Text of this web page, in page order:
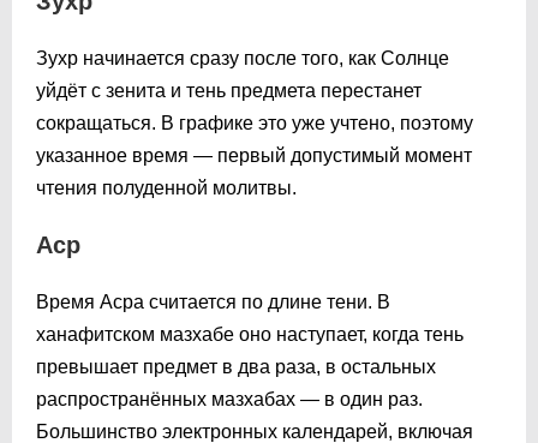
Зухр начинается сразу после того, как Солнце
уйдёт с зенита и тень предмета перестанет
сокращаться. В графике это уже учтено, поэтому
указанное время — первый допустимый момент
чтения полуденной молитвы.
Аср
Время Асра считается по длине тени. В
ханафитском мазхабе оно наступает, когда тень
превышает предмет в два раза, в остальных
распространённых мазхабах — в один раз.
Большинство электронных календарей, включая